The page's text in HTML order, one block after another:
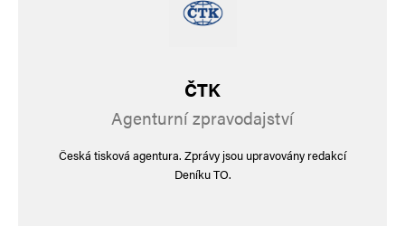
ČTK
Agenturní zpravodajství
Česká tisková agentura. Zprávy jsou upravovány redakcí
Deníku TO.